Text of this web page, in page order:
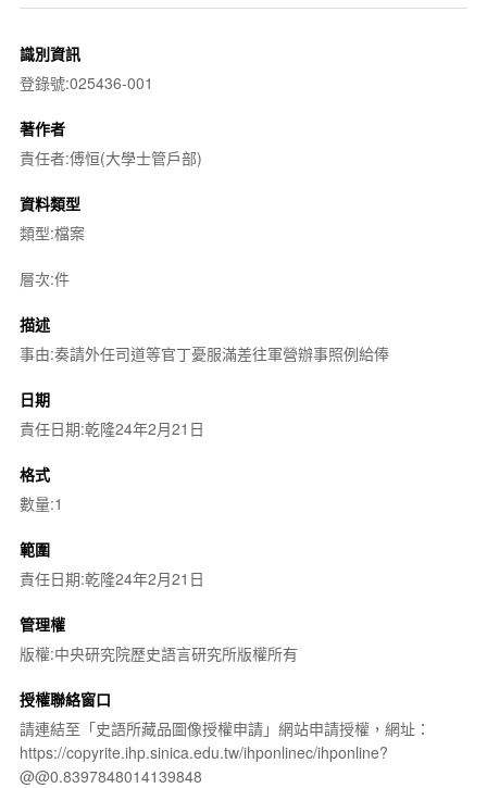
識別資訊
登錄號:025436-001
著作者
責任者:傅恒(大學士管戶部)
資料類型
類型:檔案
層次:件
描述
事由:奏請外任司道等官丁憂服滿差往軍營辦事照例給俸
日期
責任日期:乾隆24年2月21日
格式
數量:1
範圍
責任日期:乾隆24年2月21日
管理權
版權:中央研究院歷史語言研究所版權所有
授權聯絡窗口
請連結至「史語所藏品圖像授權申請」網站申請授權，網址：
https://copyrite.ihp.sinica.edu.tw/ihponlinec/ihponline?
@@0.8397848014139848